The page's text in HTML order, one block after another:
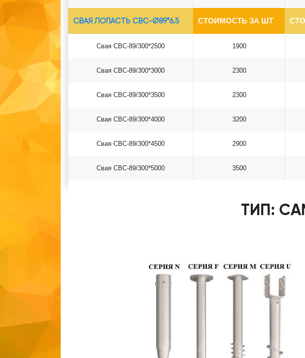
СВАЯ ЛОПАСТЬ СВС-Ø89*6.5 СТОИМОСТЬ ЗА ШТ
Свая СВС-89/300*2500 1900
Свая СВС-89/300*3000 2300
Свая СВС-89/300*3500 2300
Свая СВС-89/300*4000 3200
Свая СВС-89/300*4500 2900
Свая СВС-89/300*5000 3500
ТИП: